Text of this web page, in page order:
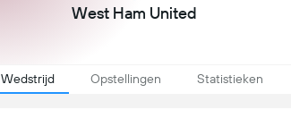
West Ham United
Wedstrijd Opstellingen Statistieken